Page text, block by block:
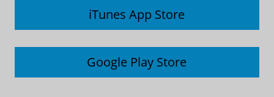
iTunes App Store
Google Play Store